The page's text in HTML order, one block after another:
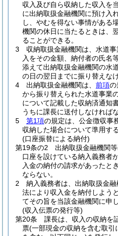
収入及び自ら収納した収入を
に出納取扱金融機関に預け入
し、やむを得ない事情がある
機関の休日に当たるときは、
ることができる。
3
収納取扱金融機関は、水道
入をその金額、納付者の氏名
添えて出納取扱金融機関の水
の日の翌日までに振り替えな
4
出納取扱金融機関は、 前項の
から振り替えられた水道事業
について記載した収納済通知
うちに課長に送付しなければ
5
第1項の規定は、公金徴収事
収納した場合について準用する
(口座振替による納付)
第19条の2
出納取扱金融機関
口座を設けている納入義務者
入金の納付の請求があったと
ならない。
2
納入義務者は、出納取扱金
法により収入金を納付しよう
てその旨を当該金融機関に申
(収入伝票の発行等)
第20条
課長は、収入の収納を
票(一部現金の収納を含む取